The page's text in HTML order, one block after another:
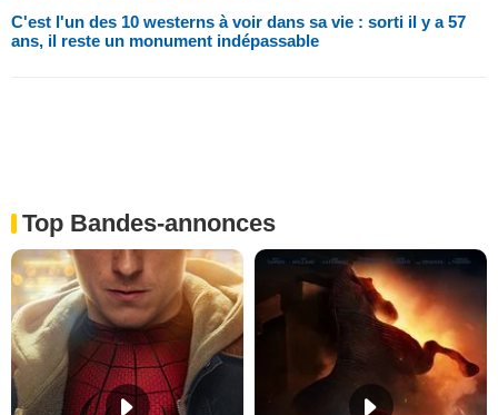
C'est l'un des 10 westerns à voir dans sa vie : sorti il y a 57
ans, il reste un monument indépassable
Top Bandes-annonces